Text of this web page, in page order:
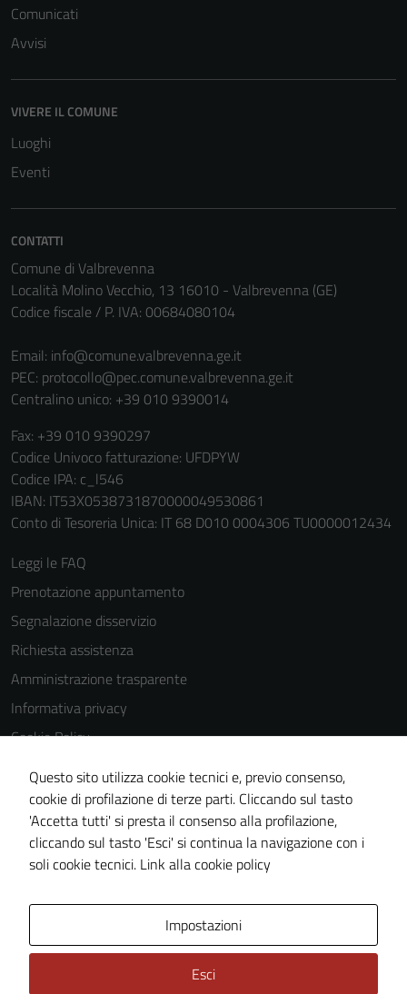
Comunicati
Avvisi
VIVERE IL COMUNE
Luoghi
Eventi
CONTATTI
Comune di Valbrevenna
Località Molino Vecchio, 13 16010 - Valbrevenna (GE)
Codice fiscale / P. IVA: 00684080104
Email: info@comune.valbrevenna.ge.it
PEC: protocollo@pec.comune.valbrevenna.ge.it
Centralino unico: +39 010 9390014
Fax: +39 010 9390297
Codice Univoco fatturazione: UFDPYW
Codice IPA: c_l546
IBAN: IT53X0538731870000049530861
Conto di Tesoreria Unica: IT 68 D010 0004306 TU0000012434
Leggi le FAQ
Prenotazione appuntamento
Segnalazione disservizio
Richiesta assistenza
Amministrazione trasparente
Informativa privacy
Cookie Policy
Note legali
Dichiarazione di accessibilità
Whistleblowing
Piano di miglioramento del sito
Questo sito utilizza cookie tecnici e, previo consenso,
cookie di profilazione di terze parti. Cliccando sul tasto
'Accetta tutti' si presta il consenso alla profilazione,
cliccando sul tasto 'Esci' si continua la navigazione con i
soli cookie tecnici. Link alla cookie policy
Impostazioni
Esci
sono necessari
per il
funzionamento
possono
essere
non raccolgono
personali.
estesa per i
possono
essere
utilizzati
anche per la
profilazione.
di questi
cookies può